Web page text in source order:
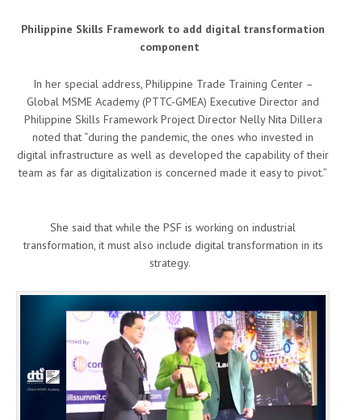
Philippine Skills Framework to add digital transformation
component
In her special address, Philippine Trade Training Center –
Global MSME Academy (PTTC-GMEA) Executive Director and
Philippine Skills Framework Project Director Nelly Nita Dillera
noted that “during the pandemic, the ones who invested in
digital infrastructure as well as developed the capability of their
team as far as digitalization is concerned made it easy to pivot.”
She said that while the PSF is working on industrial
transformation, it must also include digital transformation in its
strategy.